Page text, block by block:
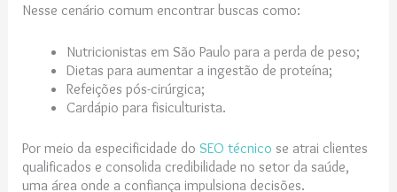
Nesse cenário comum encontrar buscas como:
Nutricionistas em São Paulo para a perda de peso;
Dietas para aumentar a ingestão de proteína;
Refeições pós-cirúrgica;
Cardápio para fisiculturista.
Por meio da especificidade do SEO técnico se atrai clientes
qualificados e consolida credibilidade no setor da saúde,
uma área onde a confiança impulsiona decisões.